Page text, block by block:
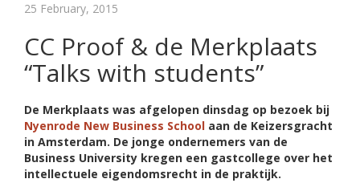
25 February, 2015
CC Proof & de Merkplaats
“Talks with students”
De Merkplaats was afgelopen dinsdag op bezoek bij
Nyenrode New Business School aan de Keizersgracht
in Amsterdam. De jonge ondernemers van de
Business University kregen een gastcollege over het
intellectuele eigendomsrecht in de praktijk.